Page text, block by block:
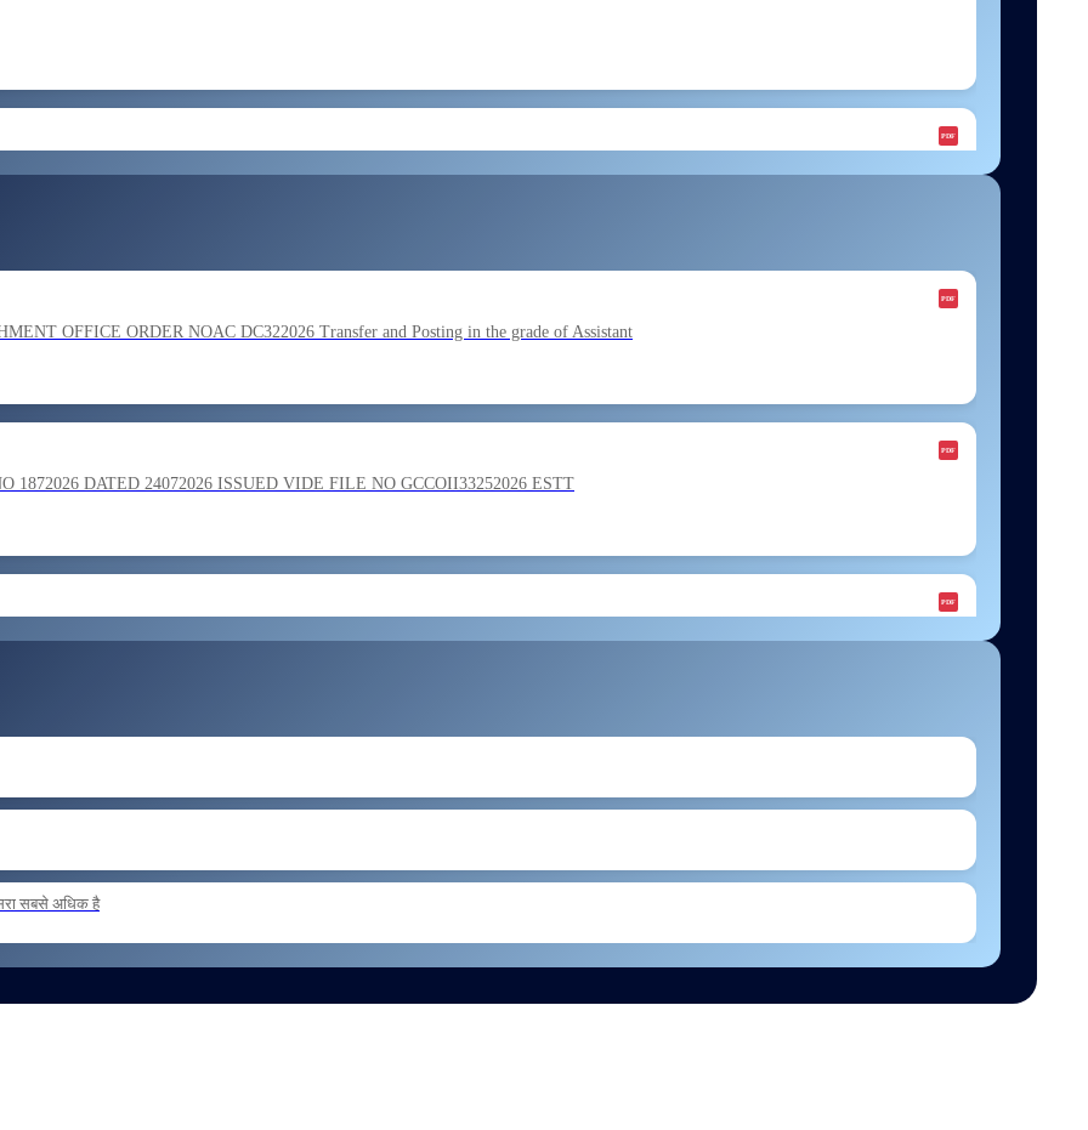
on the basis of result of Combined Graduate Level Examination
by SSC on the basis of result of CombIned Graduate Level E
OFFICE ORDER NOAC DC322026 Transfer and Posting in the grade of Assistant
1872026 DATED 24072026 ISSUED VIDE FILE NO GCCOII33252026 ESTT
basis to formations outside the zone Reg
सबसे अधिक है